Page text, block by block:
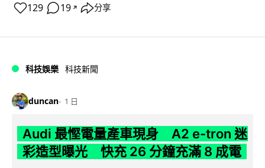
129 19 ↗ 分享
科技娛樂 科技新聞
duncan 1 日
Audi 最慳電量產車現身 A2 e-tron 迷
彩造型曝光 快充 26 分鐘充滿 8 成電